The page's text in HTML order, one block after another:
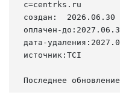
c=centrks.ru
создан:  2026.06.30
оплачен-
дата-
источник:TCI
Последнее